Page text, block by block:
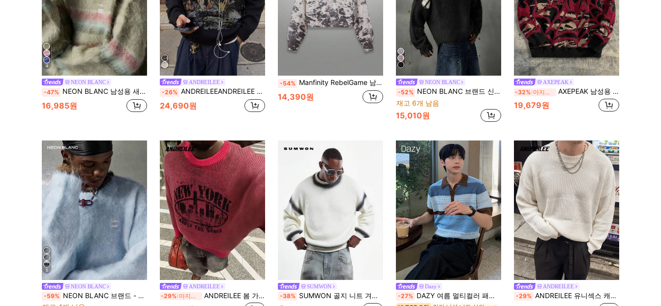
4
NEON BLANC
-47% NEON BLANC 남성용 새로운 패션 캐주얼 컬러 블록 스트라이프 패턴 루즈 핏 플러피 니트 풀오버 울 스웨터, 가을 겨울용, 세탁기 세탁 또는 드라이 클리닝 가능
16,985원
ANDREILEE
-26% ANDREILEEANDREILEE 남성 스트리트 패션 프랑스 유화 프린트 디스트레스드 니트 스웨터, 가을/겨울 캐주얼 크루넥 슬림핏 풀오버 니트웨어
24,690원
-54% Manfinity RebelGame 남성 캐주얼 패션 스트리트 홀치기 염색 프린트 드롭 숄더 루즈 크롭 풀오버 스웨터, 가을
14,390원
NEON BLANC
-52% NEON BLANC 브랜드 신상 남성용 풀오버 울 스웨터, 혼합 얀 스트라이프 하이엔드 패션 루즈 캐주얼
재고 6개 남음
15,010원
AXEPEAK
-32% 마지막 3일 AXEPEAK 남성용 라운드넥 긴소매 그래픽 디테일 캐주얼 스웨터, 스트리트웨어 스타일, 가을 겨울용
19,679원
5
NEON BLANC
-59% NEON BLANC 브랜드 - 남성 가을/겨울 신상 스트라이프 풀오버 스웨터 - 패셔너블한 루즈 캐주얼 스타일
ANDREILEE
-29% 마지막 3일 ANDREILEE 봄 가을 겨울 유니섹스 니트 피케 텍스처 레터 시티 프린트 드롭 숄더 긴팔 크루넥 풀오버 스웨터 탑
SUMWON
-38% SUMWON 골지 니트 겨울 스웨터 스프레이 효과 디자인 크루넥 모던 캐주얼 스타일 긴팔 전면 질감 패턴 클래식 핏 풀오버 점퍼
Dazy
-27% DAZY 여름 멀티컬러 패치워크 대비 니트 남성 스웨터
ANDREILEE
-29% ANDREILEE 유니섹스 캐주얼 솔리드 컬러 루즈핏 크루넥 긴팔 니트 풀오버 스웨터, 봄, 가을, 겨울에 적합